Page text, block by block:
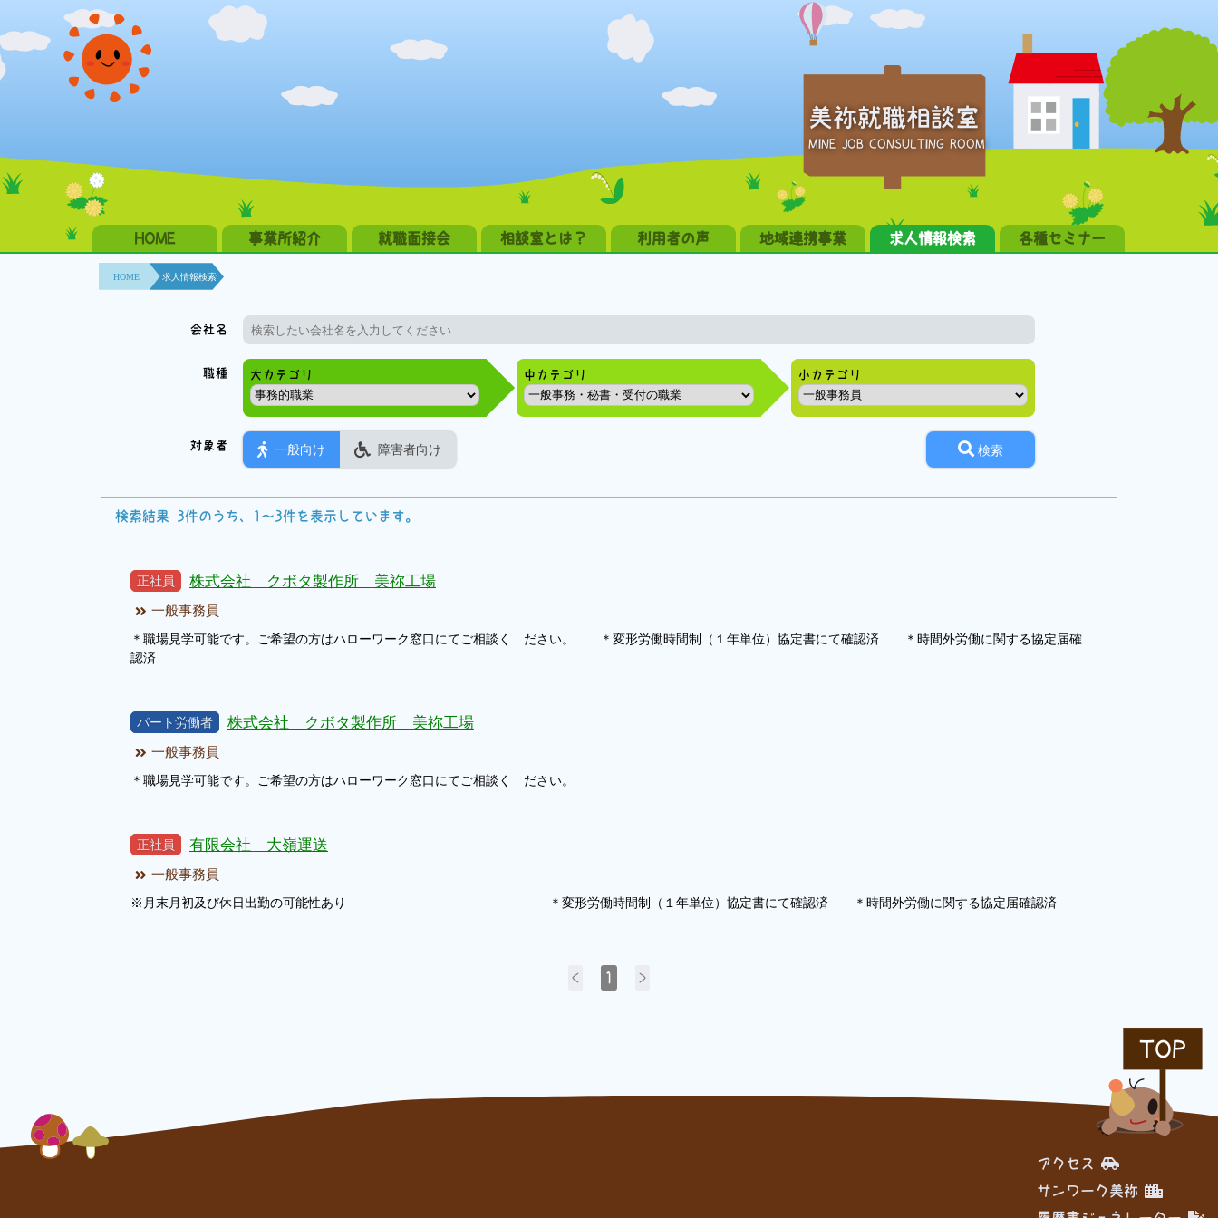
美祢就職相談室
MINE JOB CONSULTING ROOM
HOME 事業所紹介 就職面接会 相談室とは？ 利用者の声 地域連携事業 求人情報検索 各種セミナー
HOME 求人情報検索
会社名
職種 大カテゴリ 中カテゴリ 小カテゴリ
対象者 一般向け 障害者向け 検索
検索結果 3件のうち、1～3件を表示しています。
正社員 株式会社 クボタ製作所 美祢工場
一般事務員
＊職場見学可能です。ご希望の方はハローワーク窓口にてご相談く ださい。 ＊変形労働時間制（１年単位）協定書にて確認済 ＊時間外労働に関する協定届確
認済
パート労働者 株式会社 クボタ製作所 美祢工場
一般事務員
＊職場見学可能です。ご希望の方はハローワーク窓口にてご相談く ださい。
正社員 有限会社 大嶺運送
一般事務員
※月末月初及び休日出勤の可能性あり ＊変形労働時間制（１年単位）協定書にて確認済 ＊時間外労働に関する協定届確認済
< 1 >
TOP
アクセス
サンワーク美祢